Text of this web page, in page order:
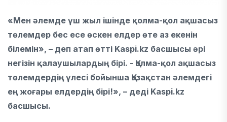
«Мен әлемде үш жыл ішінде қолма-қол ақшасыз
төлемдер бес есе өскен елдер өте аз екенін
білемін», – деп атап өтті Kaspi.kz басшысы әрі
негізін қалаушылардың бірі. - Қолма-қол ақшасыз
төлемдердің үлесі бойынша Қазақстан әлемдегі
ең жоғары елдердің бірі!», – деді Kaspi.kz
басшысы.